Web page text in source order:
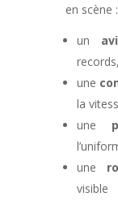
en scène :
un
records,
une
la
une
une